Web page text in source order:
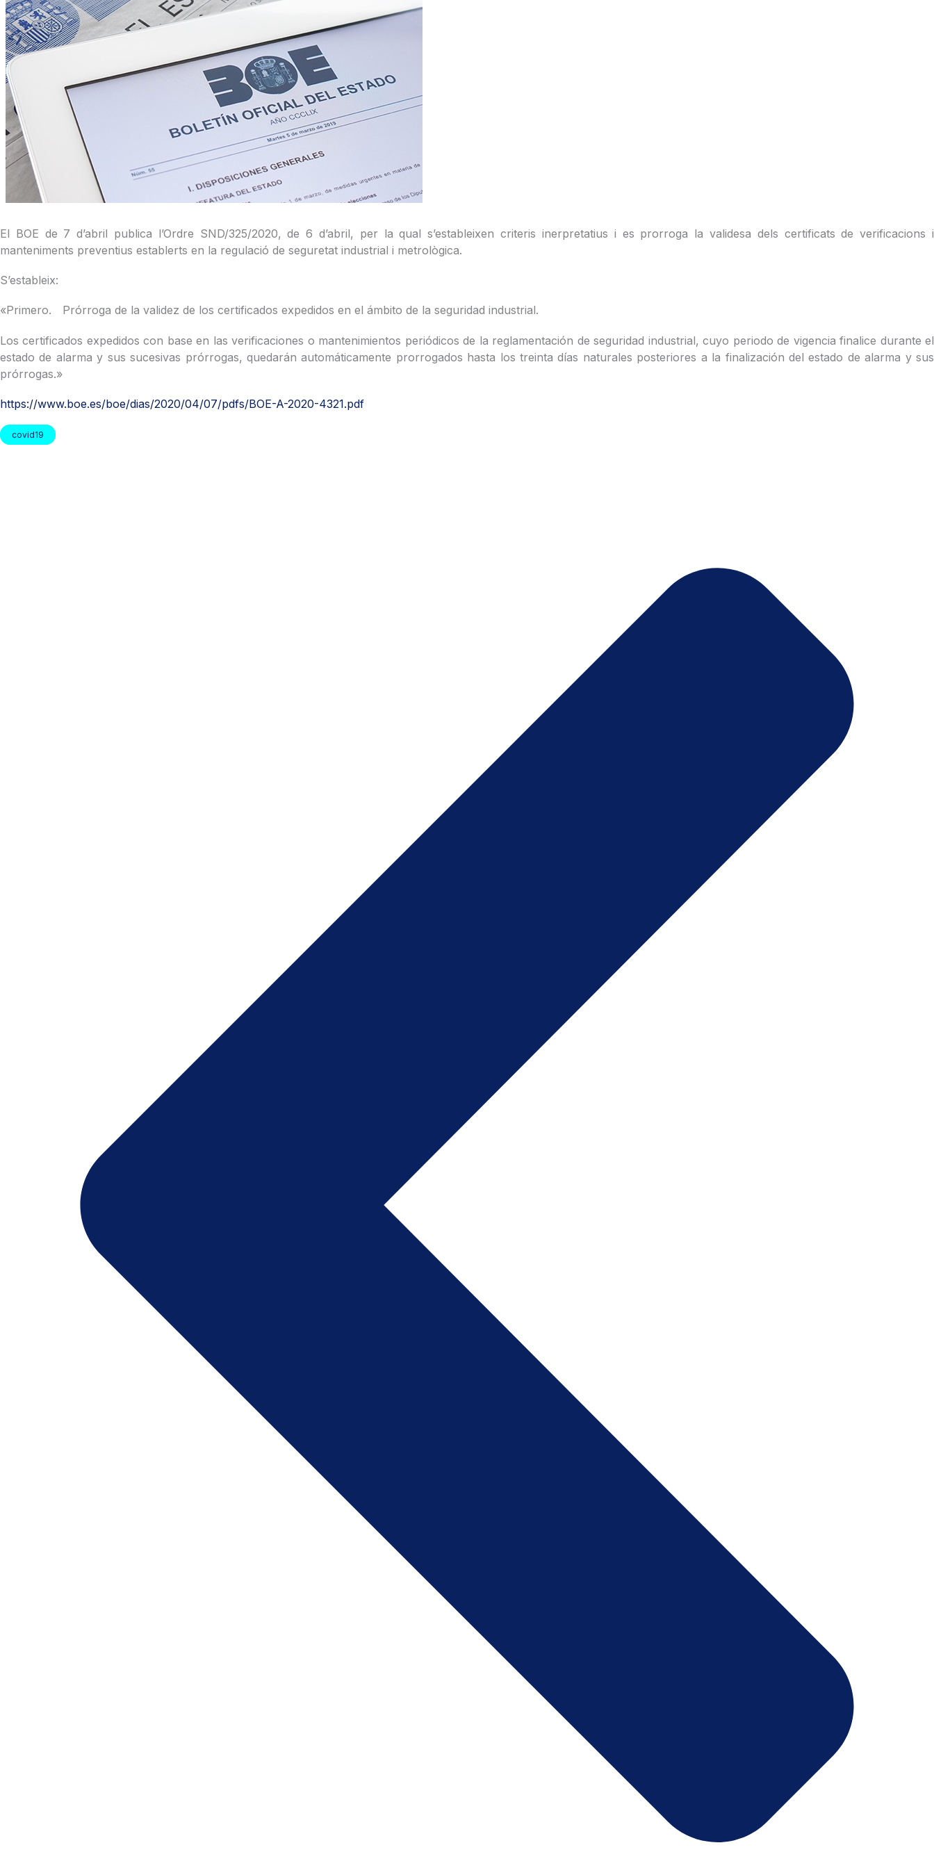
El BOE de 7 d’abril publica l’Ordre SND/325/2020, de 6 d’abril, per la qual s’estableixen criteris inerpretatius i es prorroga la validesa dels certificats de verificacions i
manteniments preventius establerts en la regulació de seguretat industrial i metrològica.
S’estableix:
«Primero. Prórroga de la validez de los certificados expedidos en el ámbito de la seguridad industrial.
Los certificados expedidos con base en las verificaciones o mantenimientos periódicos de la reglamentación de seguridad industrial, cuyo periodo de vigencia finalice durante el
estado de alarma y sus sucesivas prórrogas, quedarán automáticamente prorrogados hasta los treinta días naturales posteriores a la finalización del estado de alarma y sus
prórrogas.»
https://www.boe.es/boe/dias/2020/04/07/pdfs/BOE-A-2020-4321.pdf
covid19